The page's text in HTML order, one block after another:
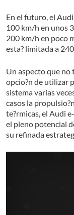
En el futuro, el
100 km/h en unos
200 km/h en poco
esta? limitada a
Un aspecto que no
opcio?n de utilizar
sistema varias
casos la
te?rmicas, el Audi
el pleno potencial
su refinada